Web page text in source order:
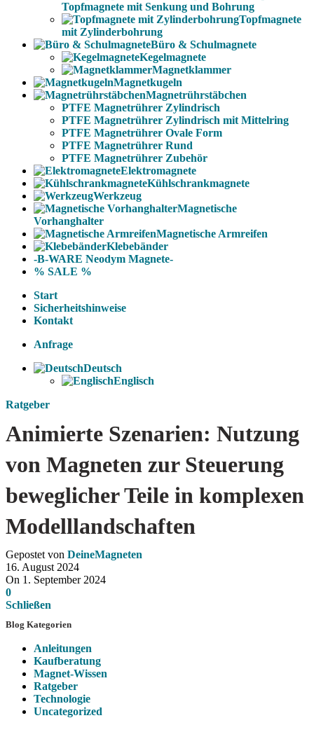
Topfmagnete mit Senkung und Bohrung
Topfmagnete
mit Zylinderbohrung
Büro & Schulmagnete
Kegelmagnete
Magnetklammer
Magnetkugeln
Magnetrührstäbchen
PTFE Magnetrührer Zylindrisch
PTFE Magnetrührer Zylindrisch mit Mittelring
PTFE Magnetrührer Ovale Form
PTFE Magnetrührer Rund
PTFE Magnetrührer Zubehör
Elektromagnete
Kühlschrankmagnete
Werkzeug
Magnetische
Vorhanghalter
Magnetische Armreifen
Klebebänder
-B-WARE Neodym Magnete-
% SALE %
Start
Sicherheitshinweise
Kontakt
Anfrage
Deutsch
Englisch
Ratgeber
Animierte Szenarien: Nutzung
von Magneten zur Steuerung
beweglicher Teile in komplexen
Modelllandschaften
Gepostet von DeineMagneten
16. August 2024
On 1. September 2024
0
Schließen
Blog Kategorien
Anleitungen
Kaufberatung
Magnet-Wissen
Ratgeber
Technologie
Uncategorized